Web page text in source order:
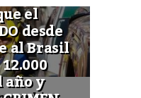
el
desde
al Brasil
y